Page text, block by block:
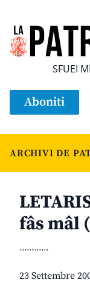
SFUEI
Aboniti
ARCHIVI DE
fâs mâl
............
23 Settembre